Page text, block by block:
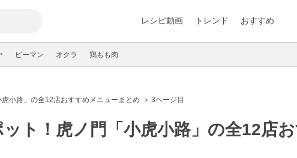
レシピ動画 トレンド おすすめ
ピーマン オクラ 鶏もも肉
小路」の全12店おすすめメニューまとめ 3ページ目
ト！虎ノ門「小虎小路」の全12店